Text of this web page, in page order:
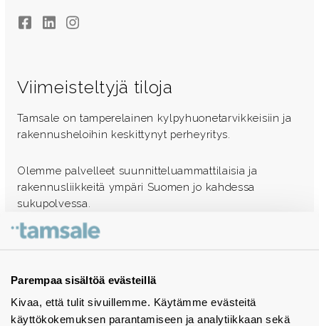
Parempaa sisältöä evästeillä
Kivaa, että tulit sivuillemme. Käytämme evästeitä
käyttökokemuksen parantamiseen ja analytiikkaan sekä
FacebookLinkedInInstagram
Viimeisteltyjä tiloja
Tamsale on tamperelainen kylpyhuonetarvikkeisiin ja
rakennusheloihin keskittynyt perheyritys.
Olemme palvelleet suunnitteluammattilaisia ja
rakennusliikkeitä ympäri Suomen jo kahdessa
sukupolvessa.
Ota yhteyttä - autamme mielellämme
Tuotekuvastot
Instagram